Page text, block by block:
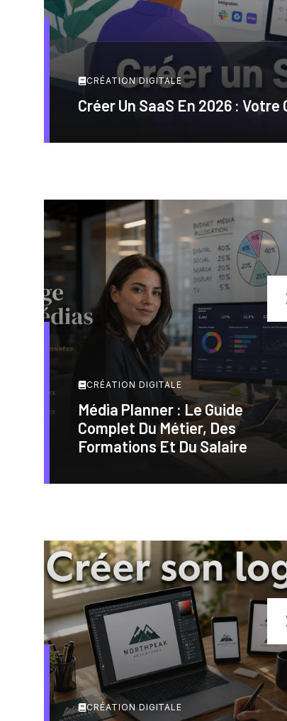
CRÉATION DIGITALE
Créer Un SaaS En 2026 :
CRÉATION DIGITALE
Média Planner : Le Guide
Complet Du Métier, Des
Formations Et Du Salaire
CRÉATION DIGITALE